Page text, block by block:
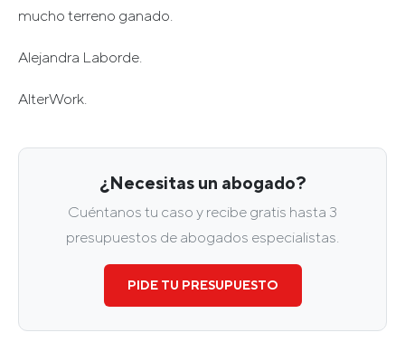
mucho terreno ganado.
Alejandra Laborde.
AlterWork.
¿Necesitas un abogado?
Cuéntanos tu caso y recibe gratis hasta 3
presupuestos de abogados especialistas.
PIDE TU PRESUPUESTO